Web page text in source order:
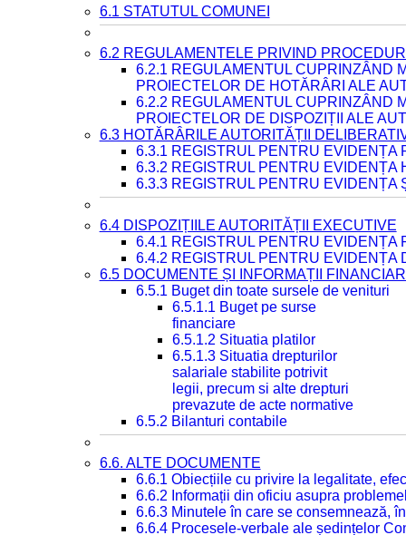
6.1 STATUTUL COMUNEI
6.2 REGULAMENTELE PRIVIND
6.2.1 REGULAMENTUL CUPRINZÂND
PROIECTELOR DE HOTĂRÂRI ALE
6.2.2 REGULAMENTUL CUPRINZÂND
PROIECTELOR DE DISPOZIȚII ALE
6.3 HOTĂRÂRILE AUTORITĂȚII
6.3.1 REGISTRUL PENTRU EVIDENȚA
6.3.2 REGISTRUL PENTRU EVIDENȚA
6.3.3 REGISTRUL PENTRU EVIDENȚA
6.4 DISPOZIȚIILE AUTORITĂȚII EXECUTIVE
6.4.1 REGISTRUL PENTRU EVIDENȚA
6.4.2 REGISTRUL PENTRU EVIDENȚA
6.5 DOCUMENTE ȘI INFORMAȚII
6.5.1 Buget din toate sursele de venituri
6.5.1.1 Buget pe surse
financiare
6.5.1.2 Situatia platilor
6.5.1.3 Situatia drepturilor
salariale stabilite potrivit
legii, precum si alte drepturi
prevazute de acte normative
6.5.2 Bilanturi contabile
6.6. ALTE DOCUMENTE
6.6.1 Obiecțiile cu privire la legalitate,
6.6.2 Informații din oficiu asupra
6.6.3 Minutele în care se consemnează,
6.6.4 Procesele-verbale ale ședințelor